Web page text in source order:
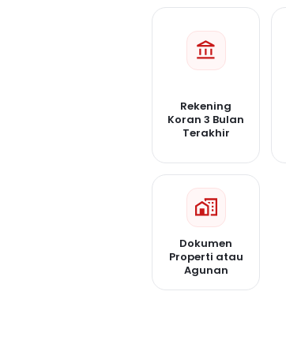
Rekening
Koran 3 Bulan
Terakhir
Dokumen
Properti atau
Agunan